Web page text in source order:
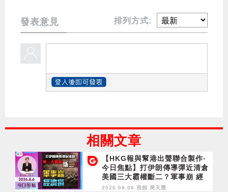
發表意見 排列方式:
相關文章
【HKG報與幫港出聲聯合製作‧
今日焦點】打伊朗傳導彈近清倉
美國三大霸權斷二？軍事崩 經
濟損
2026.08.06 視頻 周天慧